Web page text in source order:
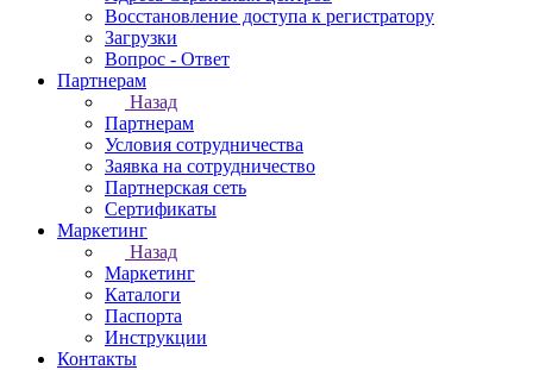
Восстановление доступа к регистратору
Загрузки
Вопрос - Ответ
Партнерам
Назад
Партнерам
Условия сотрудничества
Заявка на сотрудничество
Партнерская сеть
Сертификаты
Маркетинг
Назад
Маркетинг
Каталоги
Паспорта
Инструкции
Контакты